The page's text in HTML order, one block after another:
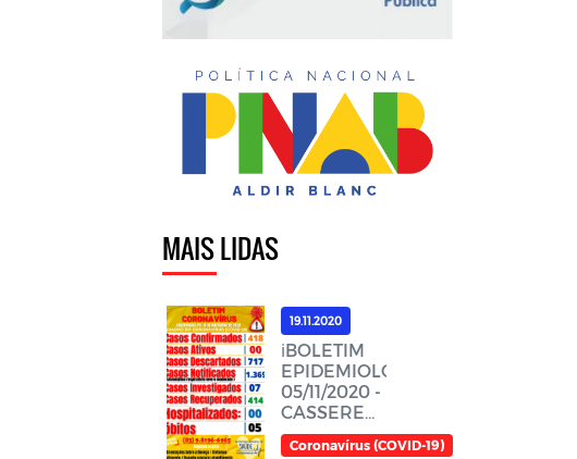
MAIS LIDAS
19.11.2020
ℹ️BOLETIM
EPIDEMIOLÓGICO,
05/11/2020 -
CASSERENGUE-
PBℹ️
Coronavírus (COVID-19)